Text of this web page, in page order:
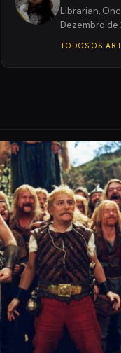
Librarian,
Dezembro de
TODOS OS